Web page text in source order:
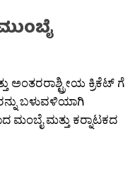
ಅಂತರರಾಶ್ಟ್ರೀಯ ಕ್ರಿಕೆಟ್ ಗೆ
ಬಳುವಳಿಯಾಗಿ
ಮಂಬೈ ಮತ್ತು ಕರ‍್ನಾಟಕದ